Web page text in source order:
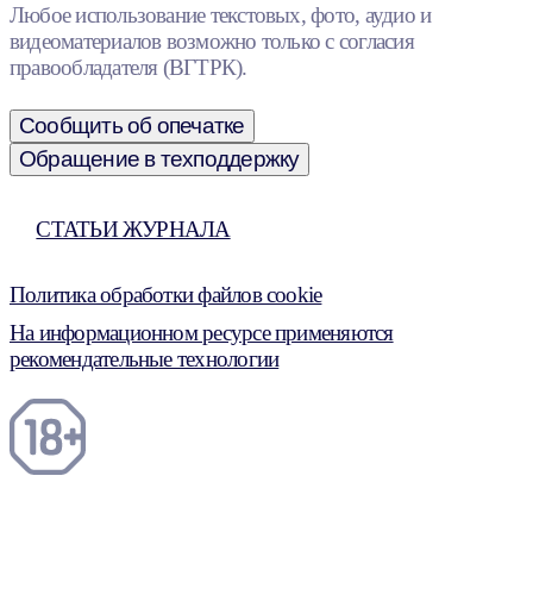
Любое использование текстовых, фото, аудио и
видеоматериалов возможно только с согласия
правообладателя (ВГТРК).
Сообщить об опечатке
Обращение в техподдержку
СТАТЬИ ЖУРНАЛА
Политика обработки файлов cookie
На информационном ресурсе применяются
рекомендательные технологии